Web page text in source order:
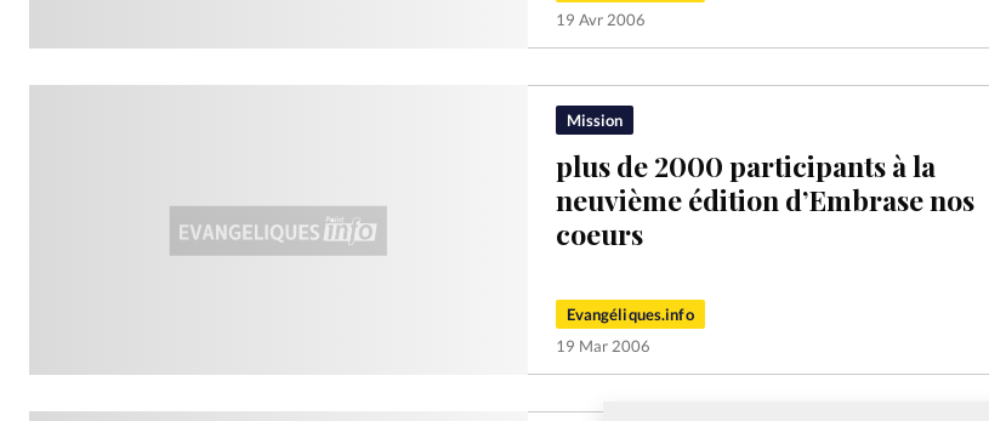
19 Avr 2006
Mission
plus de 2000 participants à la
neuvième édition d’Embrase nos
coeurs
Evangéliques.info
19 Mar 2006